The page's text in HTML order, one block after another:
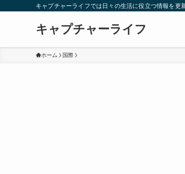
キャプチャーライフでは日々の生活に役立つ情報を
キャプチャーライフ
ホーム 国際